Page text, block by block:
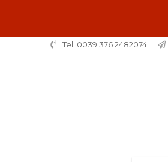
Tel. 0039 376 2482074